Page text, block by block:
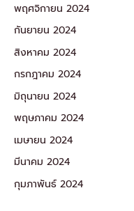
พฤศจิกายน 2024
กันยายน 2024
สิงหาคม 2024
กรกฎาคม 2024
มิถุนายน 2024
พฤษภาคม 2024
เมษายน 2024
มีนาคม 2024
กุมภาพันธ์ 2024